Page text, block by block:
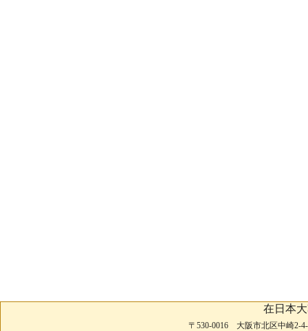
在日本
〒530-0016 大阪市北区中崎2-